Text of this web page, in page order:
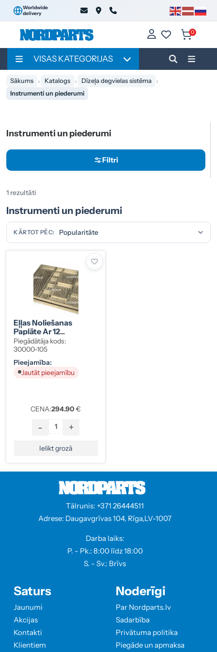
Worldwide
delivery
0
VISAS KATEGORIJAS
Sākums Katalogs
Dīzeļa degvielas sistēma
Instrumenti un piederumi
Instrumenti un piederumi
Filtri
1 rezultāti
Instrumenti un piederumi
KĀRTOT PĒC:
Eļļas Noliešanas
Paplāte Ar 12
Nodalījumiem
Piegādātāja kods:
30000-105
Pieejamība:
Jautāt pieejamību
CENA:294.90 €
- +
Ielikt grozā
Tālrunis: +371 26444511
Adrese: Daugavgrīvas 104, Rīga,LV-1007
Darba laiks:
P. - Pk.: 8:00 līdz 18:00
S. - Sv.: Brīvs
Saturs
Jaunumi
Akcijas
Kontakti
Klientiem
Noderīgi
Par Nordparts.lv
Sadarbība
Privātuma politika
Piegāde un apmaksa